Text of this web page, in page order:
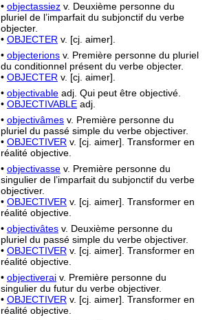
• objectassiez v. Deuxième personne du
pluriel de l’imparfait du subjonctif du verbe
objecter.
• OBJECTER v. [cj. aimer].
• objecterions v. Première personne du pluriel
du conditionnel présent du verbe objecter.
• OBJECTER v. [cj. aimer].
• objectivable adj. Qui peut être objectivé.
• OBJECTIVABLE adj.
• objectivâmes v. Première personne du
pluriel du passé simple du verbe objectiver.
• OBJECTIVER v. [cj. aimer]. Transformer en
réalité objective.
• objectivasse v. Première personne du
singulier de l’imparfait du subjonctif du verbe
objectiver.
• OBJECTIVER v. [cj. aimer]. Transformer en
réalité objective.
• objectivâtes v. Deuxième personne du
pluriel du passé simple du verbe objectiver.
• OBJECTIVER v. [cj. aimer]. Transformer en
réalité objective.
• objectiverai v. Première personne du
singulier du futur du verbe objectiver.
• OBJECTIVER v. [cj. aimer]. Transformer en
réalité objective.